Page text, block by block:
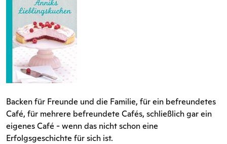
Backen für Freunde und die Familie, für ein befreundetes
Café, für mehrere befreundete Cafés, schließlich gar ein
eigenes Café - wenn das nicht schon eine
Erfolgsgeschichte für sich ist.